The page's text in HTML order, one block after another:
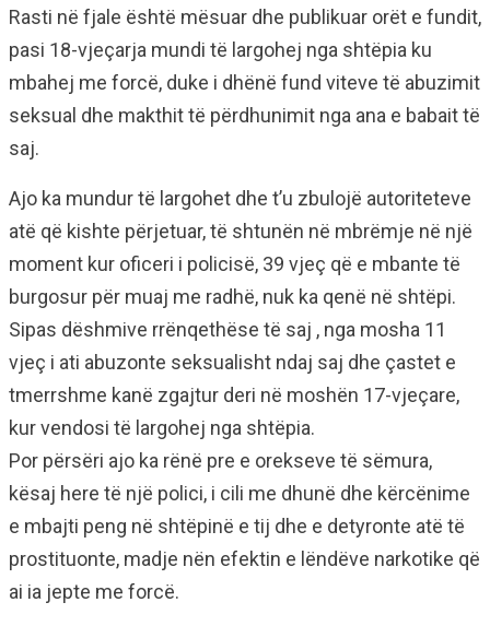
Rasti në fjale është mësuar dhe publikuar orët e fundit,
pasi 18-vjeçarja mundi të largohej nga shtëpia ku
mbahej me forcë, duke i dhënë fund viteve të abuzimit
seksual dhe makthit të përdhunimit nga ana e babait të
saj.
Ajo ka mundur të largohet dhe t’u zbulojë autoriteteve
atë që kishte përjetuar, të shtunën në mbrëmje në një
moment kur oficeri i policisë, 39 vjeç që e mbante të
burgosur për muaj me radhë, nuk ka qenë në shtëpi.
Sipas dëshmive rrënqethëse të saj , nga mosha 11
vjeç i ati abuzonte seksualisht ndaj saj dhe çastet e
tmerrshme kanë zgajtur deri në moshën 17-vjeçare,
kur vendosi të largohej nga shtëpia.
Por përsëri ajo ka rënë pre e orekseve të sëmura,
kësaj here të një polici, i cili me dhunë dhe kërcënime
e mbajti peng në shtëpinë e tij dhe e detyronte atë të
prostituonte, madje nën efektin e lëndëve narkotike që
ai ia jepte me forcë.